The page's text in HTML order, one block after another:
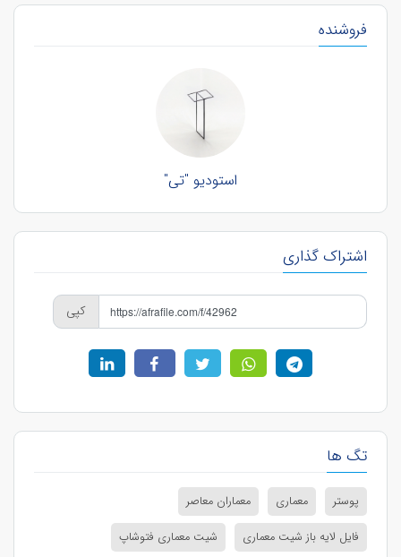
فروشنده
استودیو "تی"
اشتراک گذاری
کپی
تگ ها
پوستر معماری
معماران معاصر
فایل لایه باز شیت معماری
شیت معماری فتوشاپ